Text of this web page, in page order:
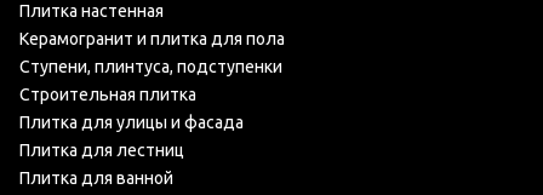
Плитка настенная
Керамогранит и плитка для пола
Ступени, плинтуса, подступенки
Строительная плитка
Плитка для улицы и фасада
Плитка для лестниц
Плитка для ванной